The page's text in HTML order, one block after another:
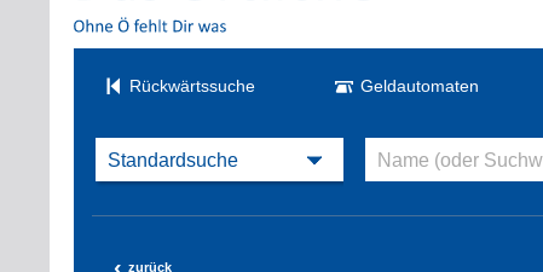
Rückwärtssuche Geldautomaten
zurück